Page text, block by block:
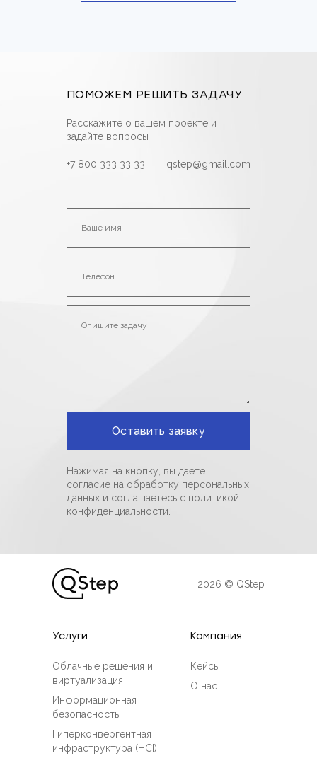
ПОМОЖЕМ РЕШИТЬ ЗАДАЧУ
Расскажите о вашем проекте и
задайте вопросы
+7 800 333 33 33 qstep@gmail.com
Нажимая на кнопку, вы даете
согласие на обработку персональных
данных и соглашаетесь c политикой
конфиденциальности.
2026 © QStep
Услуги
Облачные решения и
виртуализация
Информационная
безопасность
Гиперконвергентная
инфраструктура (HCI)
Компания
Кейсы
О нас